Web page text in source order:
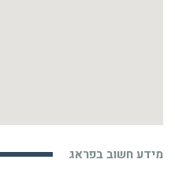
מידע חשוב בפראג